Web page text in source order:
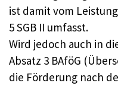
ist damit vom
5 SGB II umfasst.
Wird jedoch auch in
Absatz 3 BAföG
die Förderung nach